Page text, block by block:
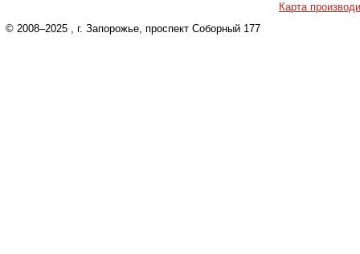
Карта
© 2008–2025 , г. Запорожье, проспект Соборный 177